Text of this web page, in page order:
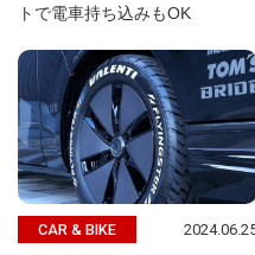
トで電車持ち込みもOK
CAR & BIKE